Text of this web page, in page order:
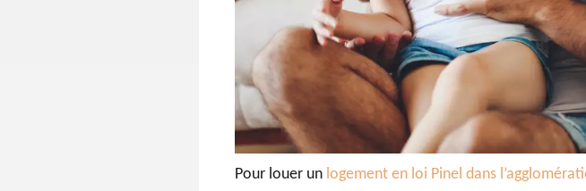
Pour louer un logement en loi Pinel dans